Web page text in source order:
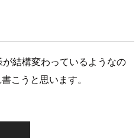
結構変わっているようなの
こうと思います。